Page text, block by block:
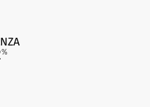
%